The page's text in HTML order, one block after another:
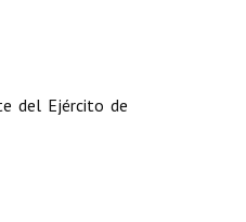
del Ejército de